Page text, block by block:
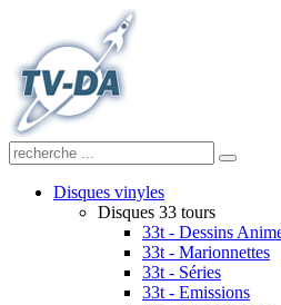
Disques vinyles
Disques 33 tours
33t - Dessins
33t - Marionnettes
33t - Séries
33t - Emissions